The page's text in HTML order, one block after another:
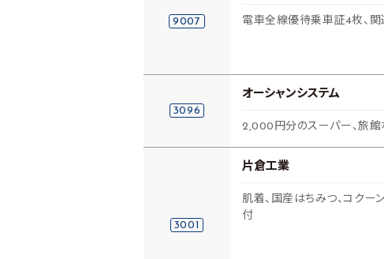
9007 電車全線優待乗車証4枚、関
3096
オーシャンシステム
2,000円分のスーパー、旅
3001
片倉工業
肌着、国産はちみつ、コク
付